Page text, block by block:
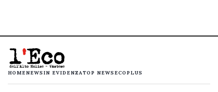
HOMENEWS IN EVIDENZATOP NEWS ECOPLUS